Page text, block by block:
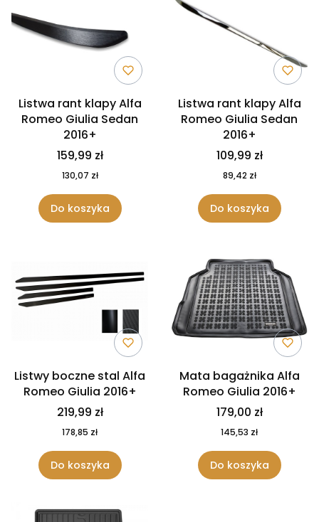
Listwa rant klapy Alfa
Romeo Giulia Sedan
2016+
159,99 zł
130,07 zł
Do koszyka
Listwa rant klapy Alfa
Romeo Giulia Sedan
2016+
109,99 zł
89,42 zł
Do koszyka
Listwy boczne stal Alfa
Romeo Giulia 2016+
219,99 zł
178,85 zł
Do koszyka
Mata bagażnika Alfa
Romeo Giulia 2016+
179,00 zł
145,53 zł
Do koszyka